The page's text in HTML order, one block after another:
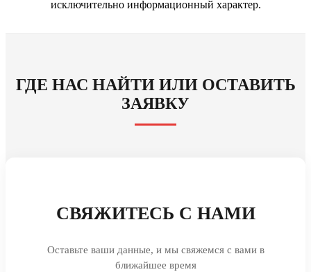
исключительно информационный характер.
ГДЕ НАС НАЙТИ ИЛИ ОСТАВИТЬ
ЗАЯВКУ
СВЯЖИТЕСЬ С НАМИ
Оставьте ваши данные, и мы свяжемся с вами в
ближайшее время